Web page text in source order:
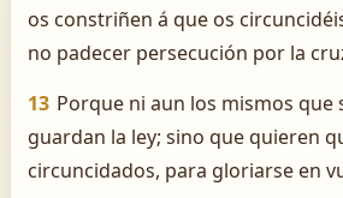
os constriñen á que os
no padecer persecución por la
13 Porque ni aun los mismos que
guardan la ley; sino que quieren
circuncidados, para gloriarse en